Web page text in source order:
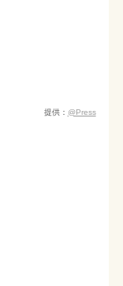
提供： @Press